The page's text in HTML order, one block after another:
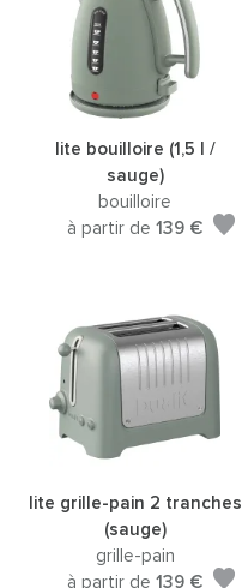
lite bouilloire (1,5 l /
sauge)
bouilloire
à partir de 139 €
lite grille-pain 2 tranches
(sauge)
grille-pain
à partir de 139 €